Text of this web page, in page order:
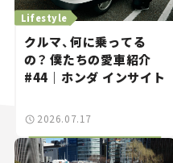
Lifestyle
クルマ、何に乗ってる
の？ 僕たちの愛車紹介
#44｜ホンダ インサイト
2026.07.17